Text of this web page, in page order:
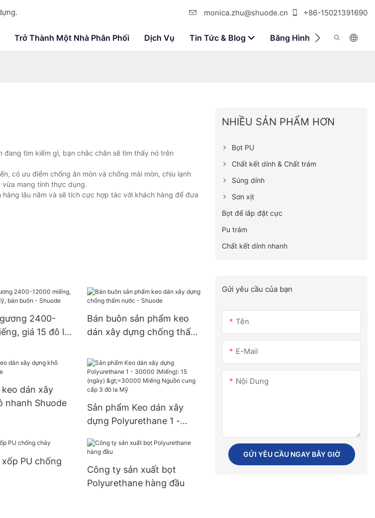
monica.zhu@shuode.cn +86-15021391690
Trở Thành Một Nhà Phân Phối Dịch Vụ Tin Tức & Blog Băng Hình Liên Hệ Với
tìm kiếm gì, bạn chắc chắn sẽ tìm thấy nó trên
có ưu điểm chống ăn mòn và chống mài mòn, chịu lạnh
mang tính thực dụng.
lâu năm và sẽ tích cực hợp tác với khách hàng để đưa
2400-
giá 15 đô la
Bán buôn sản phẩm keo
dán xây dựng chống thấm
keo dán xây
nhanh Shuode
Sản phẩm Keo dán xây
dựng Polyurethane 1 -
>=30000 Miếng Nguồn
xốp PU chống
Công ty sản xuất bọt
Polyurethane hàng đầu
NHIỀU SẢN PHẨM HƠN
Bọt PU
Chất kết dính & Chất trám
Súng dính
Sơn xịt
Bọt để lắp đặt cực
Pu trám
Chất kết dính nhanh
Gửi yêu cầu của bạn
Tên
E-Mail
Nội Dung
GỬI YÊU CẦU NGAY BÂY GIỜ